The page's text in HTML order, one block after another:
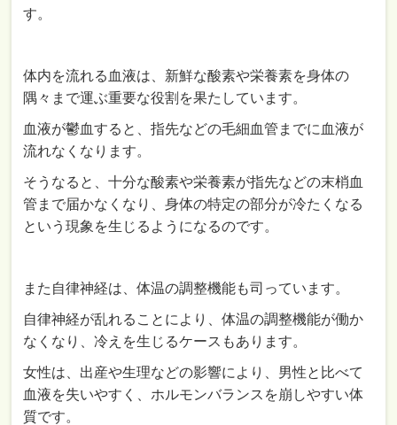
す。
体内を流れる血液は、新鮮な酸素や栄養素を身体の
隅々まで運ぶ重要な役割を果たしています。
血液が鬱血すると、指先などの毛細血管までに血液が
流れなくなります。
そうなると、十分な酸素や栄養素が指先などの末梢血
管まで届かなくなり、身体の特定の部分が冷たくなる
という現象を生じるようになるのです。
また自律神経は、体温の調整機能も司っています。
自律神経が乱れることにより、体温の調整機能が働か
なくなり、冷えを生じるケースもあります。
女性は、出産や生理などの影響により、男性と比べて
血液を失いやすく、ホルモンバランスを崩しやすい体
質です。